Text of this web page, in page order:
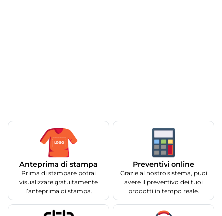
Anteprima di stampa
Prima di stampare potrai
visualizzare gratuitamente
l’anteprima di stampa.
Preventivi online
Grazie al nostro sistema, puoi
avere il preventivo dei tuoi
prodotti in tempo reale.